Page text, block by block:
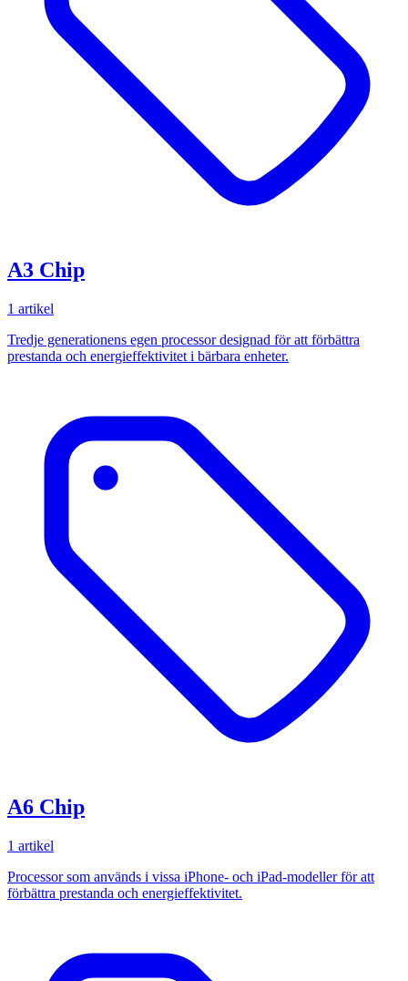
A3 Chip
1 artikel
Tredje generationens egen processor designad för att förbättra
prestanda och energieffektivitet i bärbara enheter.
A6 Chip
1 artikel
Processor som används i vissa iPhone- och iPad-modeller för att
förbättra prestanda och energieffektivitet.